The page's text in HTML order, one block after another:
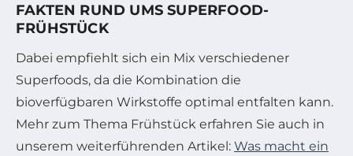
FAKTEN RUND UMS SUPERFOOD-
FRÜHSTÜCK
Dabei empfiehlt sich ein Mix verschiedener
Superfoods, da die Kombination die
bioverfügbaren Wirkstoffe optimal entfalten kann.
Mehr zum Thema Frühstück erfahren Sie auch in
unserem weiterführenden Artikel: Was macht ein